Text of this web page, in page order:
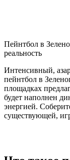
Пейнтбол в
реальность
Интенсивный,
пейнтбол в
площадках
будет наполнен
энергией.
существующей,